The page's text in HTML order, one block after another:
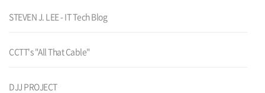
STEVEN J. LEE - IT Tech Blog
CCTT's "All That Cable"
DJJ PROJECT